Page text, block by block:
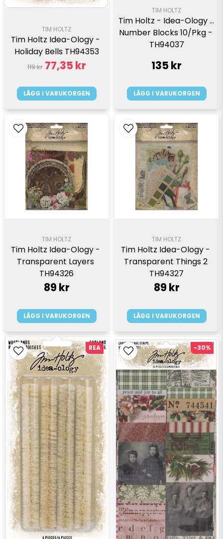
TIM HOLTZ
Tim Holtz Idea-Ology -
Holiday Bells TH94353
119 kr 77,35 kr
LÄGG I VARUKORGEN
TIM HOLTZ
Tim Holtz - Idea-Ology -
Number Blocks 10/Pkg -
TH94037
135 kr
LÄGG I VARUKORGEN
TIM HOLTZ
Tim Holtz Idea-Ology -
Transparent Layers
TH94326
89 kr
LÄGG I VARUKORGEN
TIM HOLTZ
Tim Holtz Idea-Ology -
Transparent Things 2
TH94327
89 kr
LÄGG I VARUKORGEN
REA -30%